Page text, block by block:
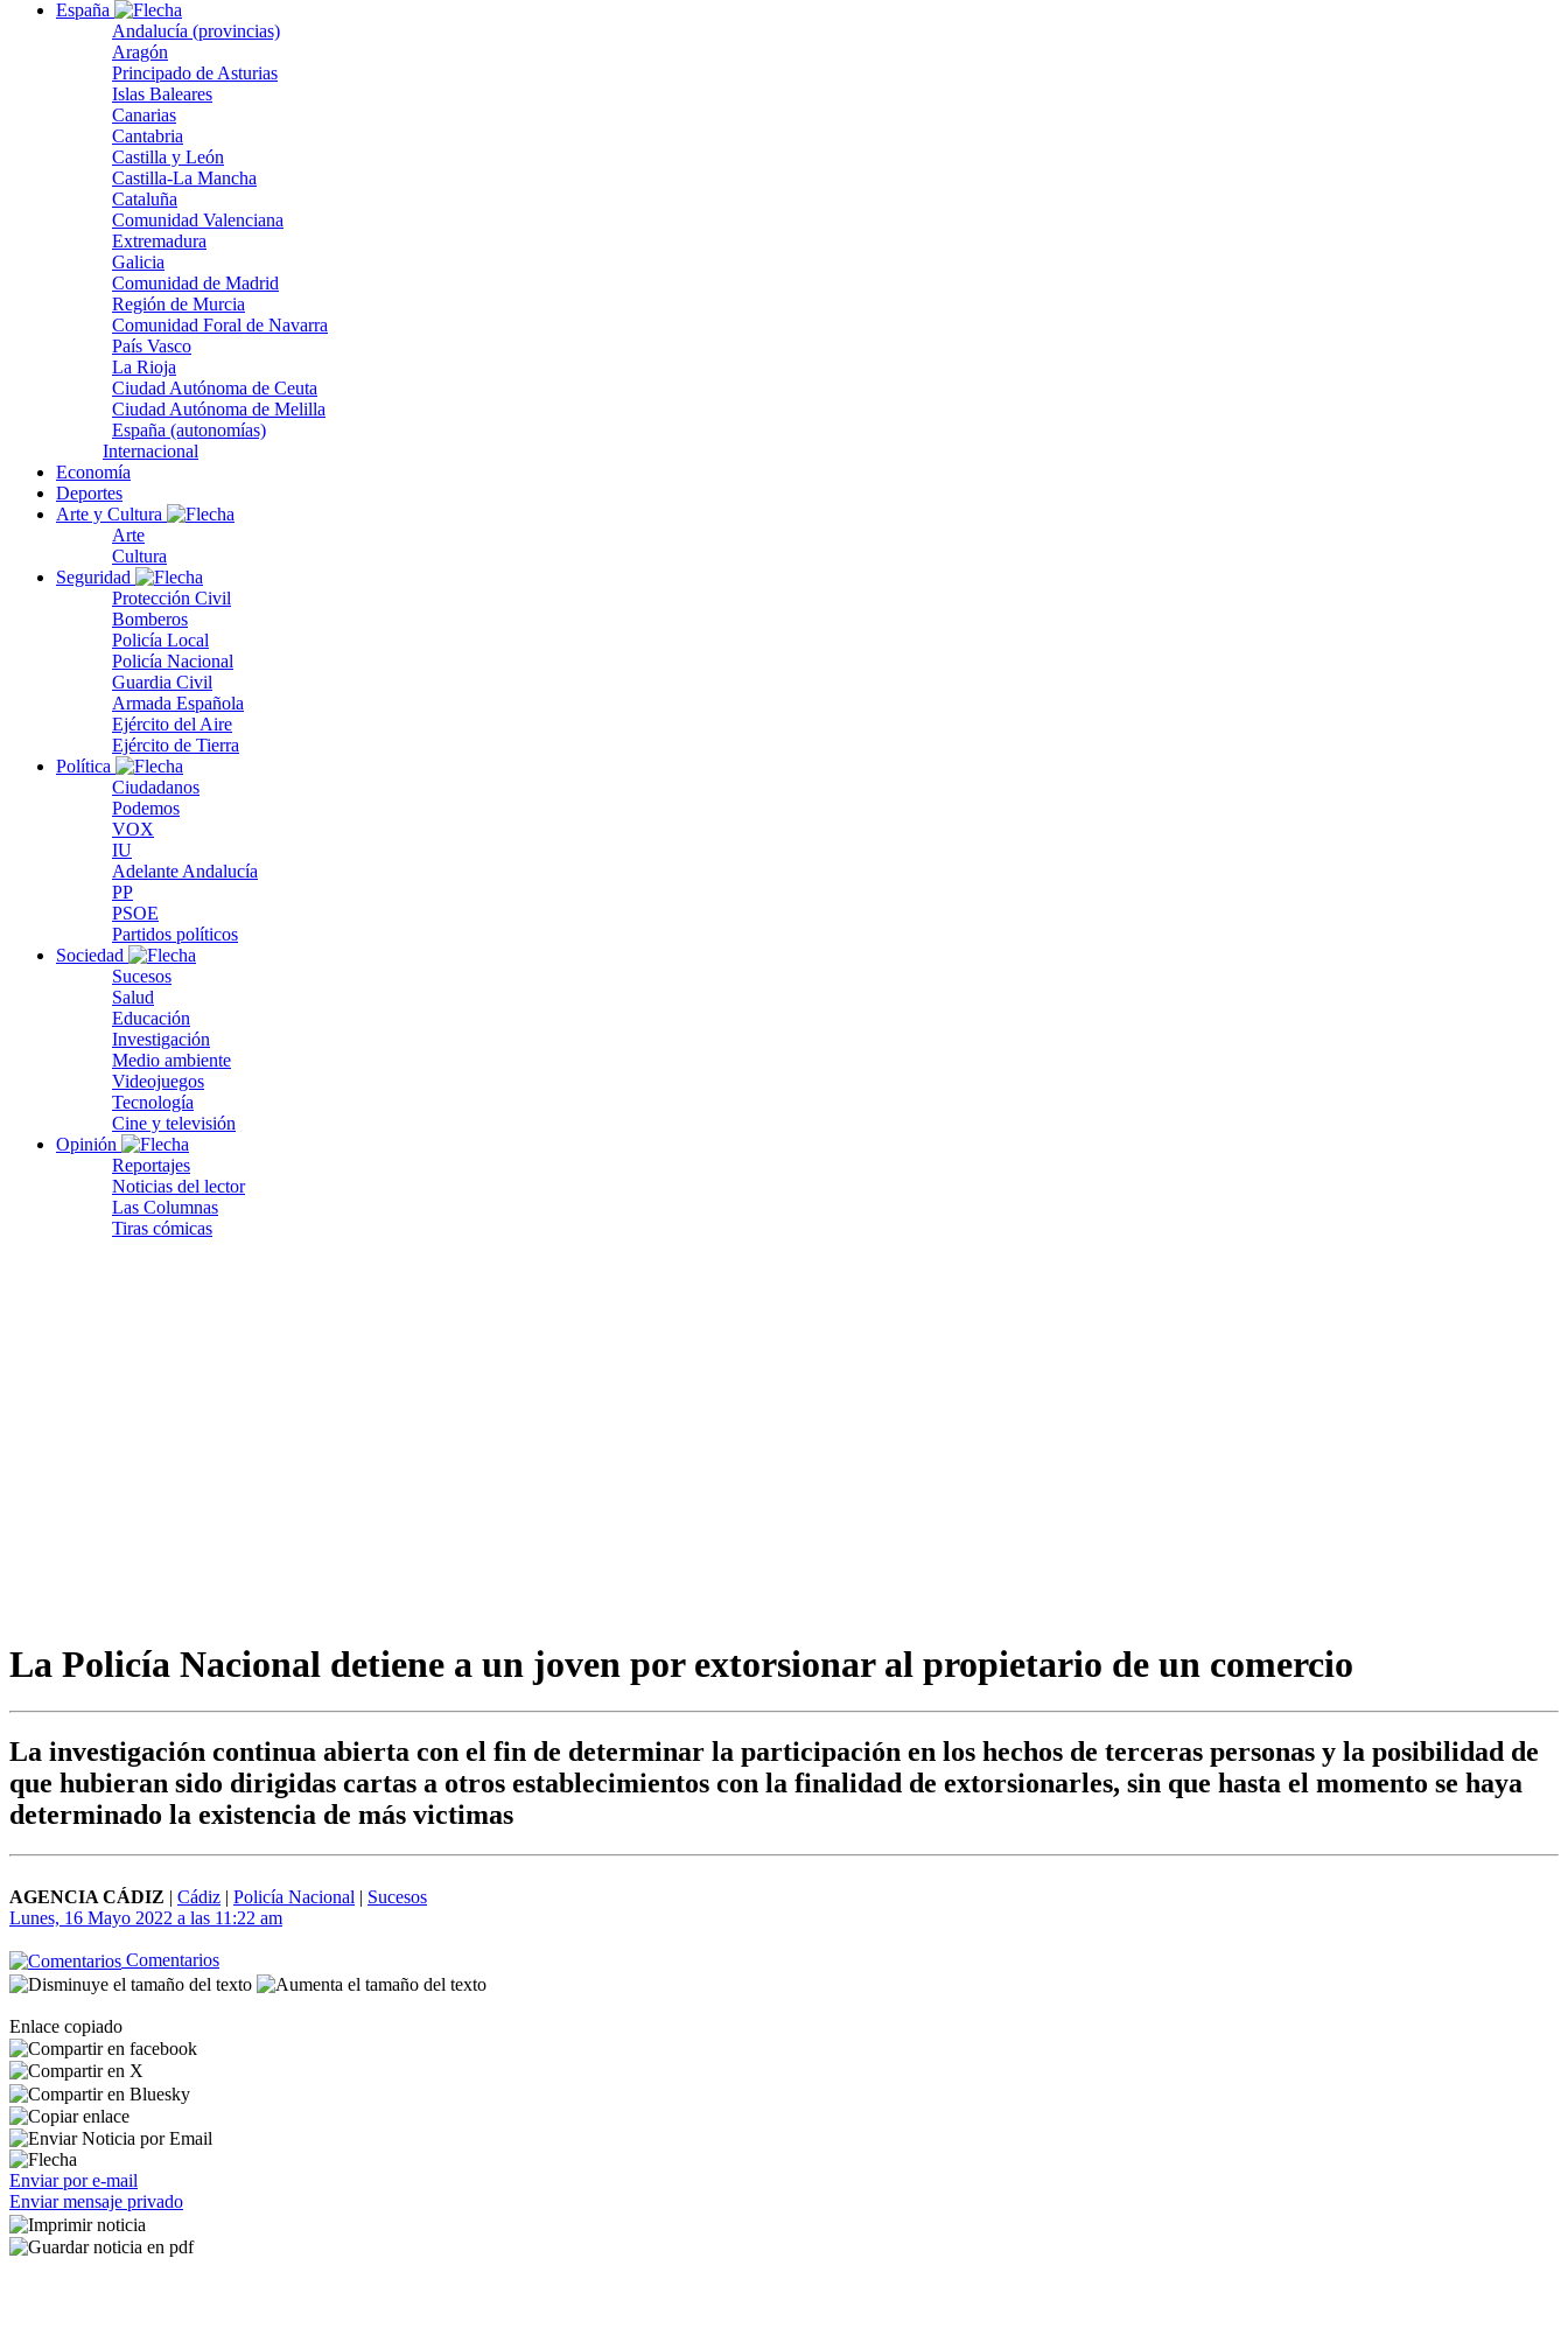
España
Andalucía (provincias)
Aragón
Principado de Asturias
Islas Baleares
Canarias
Cantabria
Castilla y León
Castilla-La Mancha
Cataluña
Comunidad Valenciana
Extremadura
Galicia
Comunidad de Madrid
Región de Murcia
Comunidad Foral de Navarra
País Vasco
La Rioja
Ciudad Autónoma de Ceuta
Ciudad Autónoma de Melilla
España (autonomías)
Internacional
Economía
Deportes
Arte y Cultura
Arte
Cultura
Seguridad
Protección Civil
Bomberos
Policía Local
Policía Nacional
Guardia Civil
Armada Española
Ejército del Aire
Ejército de Tierra
Política
Ciudadanos
Podemos
VOX
IU
Adelante Andalucía
PP
PSOE
Partidos políticos
Sociedad
Sucesos
Salud
Educación
Investigación
Medio ambiente
Videojuegos
Tecnología
Cine y televisión
Opinión
Reportajes
Noticias del lector
Las Columnas
Tiras cómicas
La Policía Nacional detiene a un joven por extorsionar al propietario de un comercio
La investigación continua abierta con el fin de determinar la participación en los hechos de terceras personas y la posibilidad de
que hubieran sido dirigidas cartas a otros establecimientos con la finalidad de extorsionarles, sin que hasta el momento se haya
determinado la existencia de más victimas
AGENCIA CÁDIZ | Cádiz | Policía Nacional | Sucesos
Lunes, 16 Mayo 2022 a las 11:22 am
Comentarios
Enlace copiado
Enviar por e-mail
Enviar mensaje privado